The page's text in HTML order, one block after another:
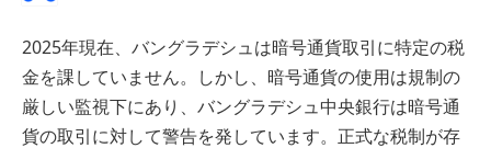
2025年現在、バングラデシュは暗号通貨取引に特定の税
金を課していません。しかし、暗号通貨の使用は規制の
厳しい監視下にあり、バングラデシュ中央銀行は暗号通
貨の取引に対して警告を発しています。正式な税制が存